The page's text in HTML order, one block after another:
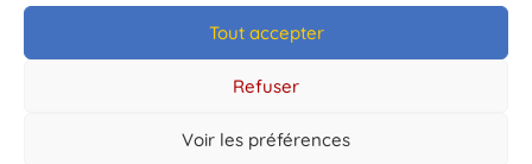
Tout accepter
Refuser
Voir les préférences
© Mairie de Chaource [2004-2024] | Tous droits réservés.
Developed byWEB3-DESIGN